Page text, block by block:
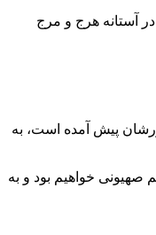
آستانه هرج و مرج
پیش آمده است، به
صهیونی خواهیم بود و به